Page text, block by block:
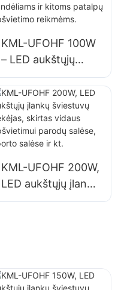
apšvietimui
KML-UFOHF 100W
– LED aukštųjų
įlankų šviestuvų
tiekėjas pramonės
įmonėms,
sandėliams ir
kitoms patalpų
reikmėms.
KML-UFOHF 200W,
LED aukštųjų įlankų
šviestuvų tiekėjas,
salėse ir kt.